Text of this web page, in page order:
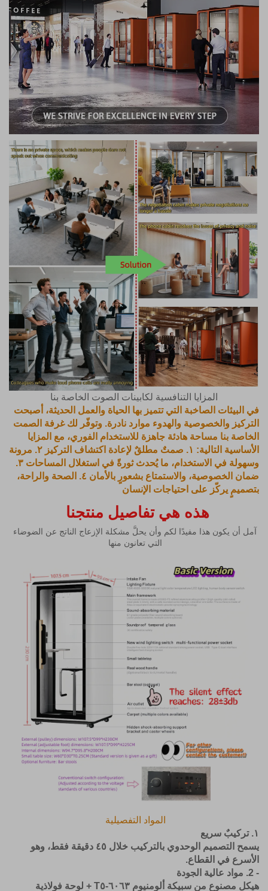
المزايا التنافسية لكابينات الصوت الخاصة بنا
في البيئات الصاخبة التي تتميز بها الحياة والعمل الحديثة، أصبحت
التركيز والخصوصية والهدوء موارد نادرة. وتوفّر لك غرفة الصمت
الخاصة بنا مساحة هادئة جاهزة للاستخدام الفوري، مع المزايا
الأساسية التالية: ١. صمتٌ مطلقٌ لإعادة اكتشاف التركيز ٢. مرونة
وسهولة في الاستخدام، ما يُحدث ثورةً في استغلال المساحات ٣.
ضمان الخصوصية، والاستمتاع بشعورٍ بالأمان ٤. الصحة والراحة،
بتصميمٍ يركّز على احتياجات الإنسان
هذه هي تفاصيل منتجنا
التي تعانون منها
المواد التفصيلية
١. تركيبٌ سريع
يسمح التصميم الوحدوي بالتركيب خلال ٤٥ دقيقة فقط، وهو
الأسرع في القطاع.
- 2. مواد عالية الجودة
هيكل مصنوع من سبيكة ألومنيوم ٦٠٦٣-T٥ + لوحة فولاذية